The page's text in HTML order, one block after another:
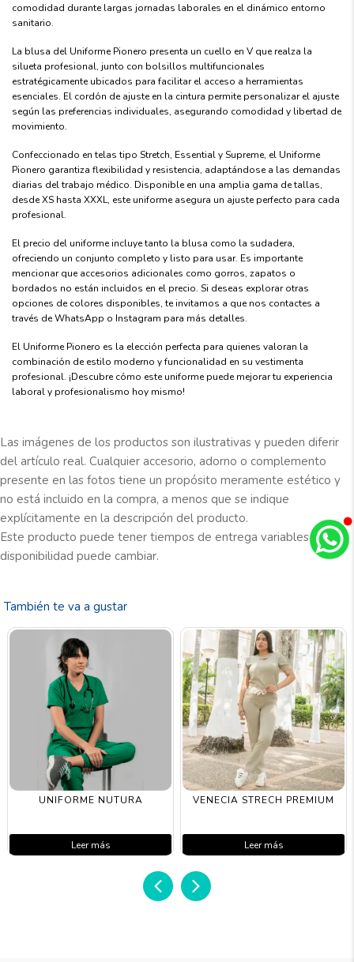
comodidad durante largas jornadas laborales en el dinámico entorno
sanitario.
La blusa del Uniforme Pionero presenta un cuello en V que realza la
silueta profesional, junto con bolsillos multifuncionales
estratégicamente ubicados para facilitar el acceso a herramientas
esenciales. El cordón de ajuste en la cintura permite personalizar el ajuste
según las preferencias individuales, asegurando comodidad y libertad de
movimiento.
Confeccionado en telas tipo Stretch, Essential y Supreme, el Uniforme
Pionero garantiza flexibilidad y resistencia, adaptándose a las demandas
diarias del trabajo médico. Disponible en una amplia gama de tallas,
desde XS hasta XXXL, este uniforme asegura un ajuste perfecto para cada
profesional.
El precio del uniforme incluye tanto la blusa como la sudadera,
ofreciendo un conjunto completo y listo para usar. Es importante
mencionar que accesorios adicionales como gorros, zapatos o
bordados no están incluidos en el precio. Si deseas explorar otras
opciones de colores disponibles, te invitamos a que nos contactes a
través de WhatsApp o Instagram para más detalles.
El Uniforme Pionero es la elección perfecta para quienes valoran la
combinación de estilo moderno y funcionalidad en su vestimenta
profesional. ¡Descubre cómo este uniforme puede mejorar tu experiencia
laboral y profesionalismo hoy mismo!
Las imágenes de los productos son ilustrativas y pueden diferir
del artículo real. Cualquier accesorio, adorno o complemento
presente en las fotos tiene un propósito meramente estético y
no está incluido en la compra, a menos que se indique
explícitamente en la descripción del producto.
Este producto puede tener tiempos de entrega variables y la
disponibilidad puede cambiar.
También te va a gustar
UNIFORME NUTURA
Leer más
VENECIA STRECH PREMIUM
Leer más